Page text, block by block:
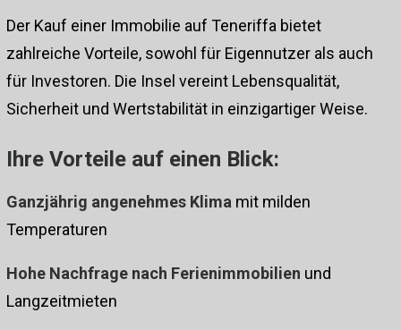
Der Kauf einer Immobilie auf Teneriffa bietet
zahlreiche Vorteile, sowohl für Eigennutzer als auch
für Investoren. Die Insel vereint Lebensqualität,
Sicherheit und Wertstabilität in einzigartiger Weise.
Ihre Vorteile auf einen Blick:
Ganzjährig angenehmes Klima mit milden
Temperaturen
Hohe Nachfrage nach Ferienimmobilien und
Langzeitmieten